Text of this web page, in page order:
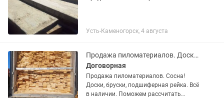
Усть-Каменогорск, 4 августа
Продажа пиломатериалов. Доски, бруски, подшиферная рейка.
Договорная
Продажа пиломатериалов. Сосна!
Доски, бруски, подшиферная рейка. Всё
в наличии. Поможем рассчитать